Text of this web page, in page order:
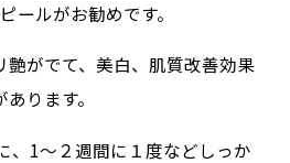
ールがお勧めです。
がでて、美白、肌質改善効果
あります。
、1～２週間に１度などしっか